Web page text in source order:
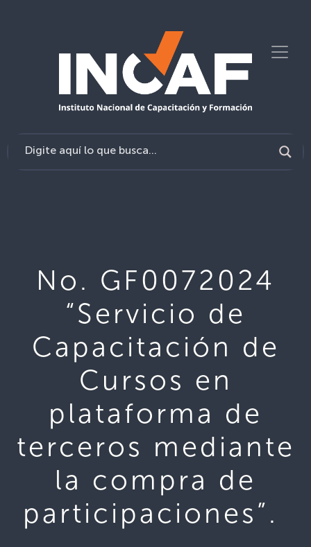
No. GF0072024
“Servicio de
Capacitación de
Cursos en
plataforma de
terceros mediante
la compra de
participaciones”.